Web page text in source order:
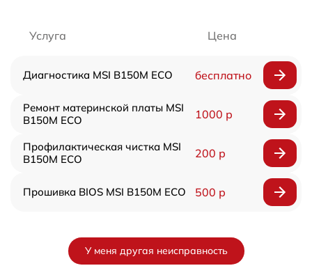
Услуга Цена
Диагностика MSI B150M ECO бесплатно
Ремонт материнской платы MSI
B150M ECO
1000 р
Профилактическая чистка MSI
B150M ECO
200 р
Прошивка BIOS MSI B150M ECO 500 р
У меня другая неисправность